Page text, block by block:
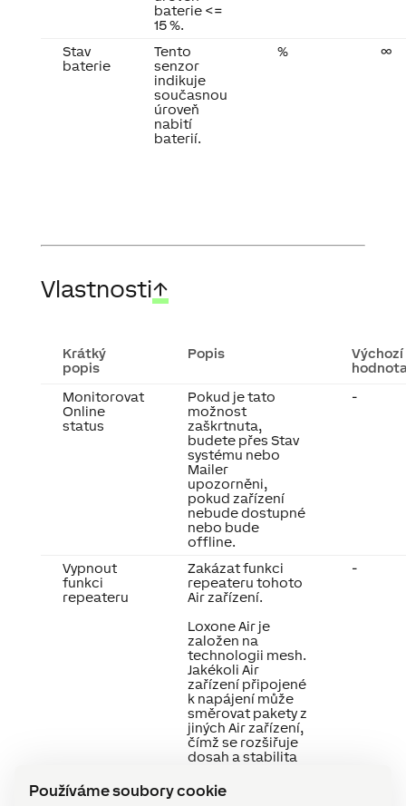
Používáme soubory cookie
baterie <=
15 %.
Stav
baterie
Tento
senzor
indikuje
současnou
úroveň
nabití
baterií.
% ∞
Vlastnosti↑
Krátký
popis
Popis
Výchozí
Monitorovat
Online
status
Pokud je tato
možnost
zaškrtnuta,
budete přes Stav
systému nebo
Mailer
upozorněni,
pokud zařízení
nebude dostupné
nebo bude
offline.
-
Vypnout
funkci
repeateru
Zakázat funkci
repeateru tohoto
Air zařízení.
Loxone Air je
založen na
technologii mesh.
Jakékoli Air
zařízení připojené
k napájení může
směrovat pakety z
jiných Air zařízení,
čímž se rozšiřuje
dosah a stabilita
Ve velkých
systémech s
-